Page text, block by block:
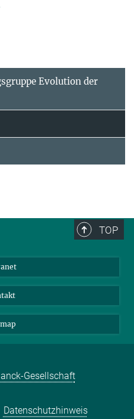
Evolution der
TOP
Gesellschaft
Datenschutzhinweis